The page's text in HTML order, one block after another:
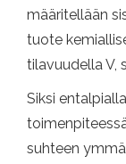
määritellään
tuote
tilavuudella V,
Siksi
suhteen